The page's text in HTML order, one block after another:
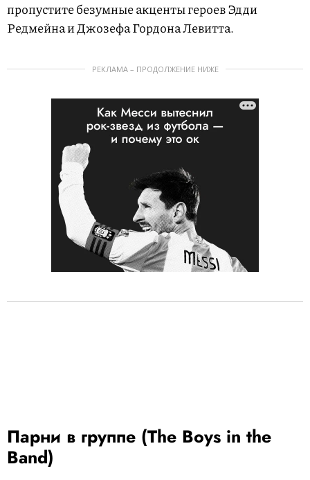
пропустите безумные акценты героев Эдди
Редмейна и Джозефа Гордона Левитта.
РЕКЛАМА – ПРОДОЛЖЕНИЕ НИЖЕ
Парни в группе (The Boys in the
Band)